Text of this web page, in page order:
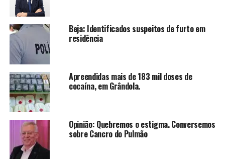
Beja: Identificados suspeitos de furto em
residência
Apreendidas mais de 183 mil doses de
cocaína, em Grândola.
Opinião: Quebremos o estigma. Conversemos
sobre Cancro do Pulmão